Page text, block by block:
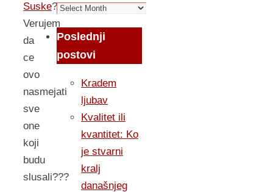
Suske?
Verujem
da
ce
ovo
nasmejati
sve
one
koji
budu
slusali???
Arhiva
Poslednji
postovi
Kradem
ljubav
Kvalitet ili
kvantitet: Ko
je stvarni
kralj
današnjeg